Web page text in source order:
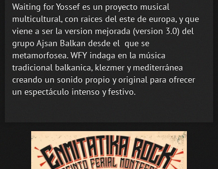
Waiting for Yossef es un proyecto musical
multicultural, con raices del este de europa, y que
viene a ser la version mejorada (version 3.0) del
grupo Ajsan Balkan desde el que se
metamorfosea. WFY indaga en la música
tradicional balkanica, klezmer y mediterránea
creando un sonido propio y original para ofrecer
un espectáculo intenso y festivo.